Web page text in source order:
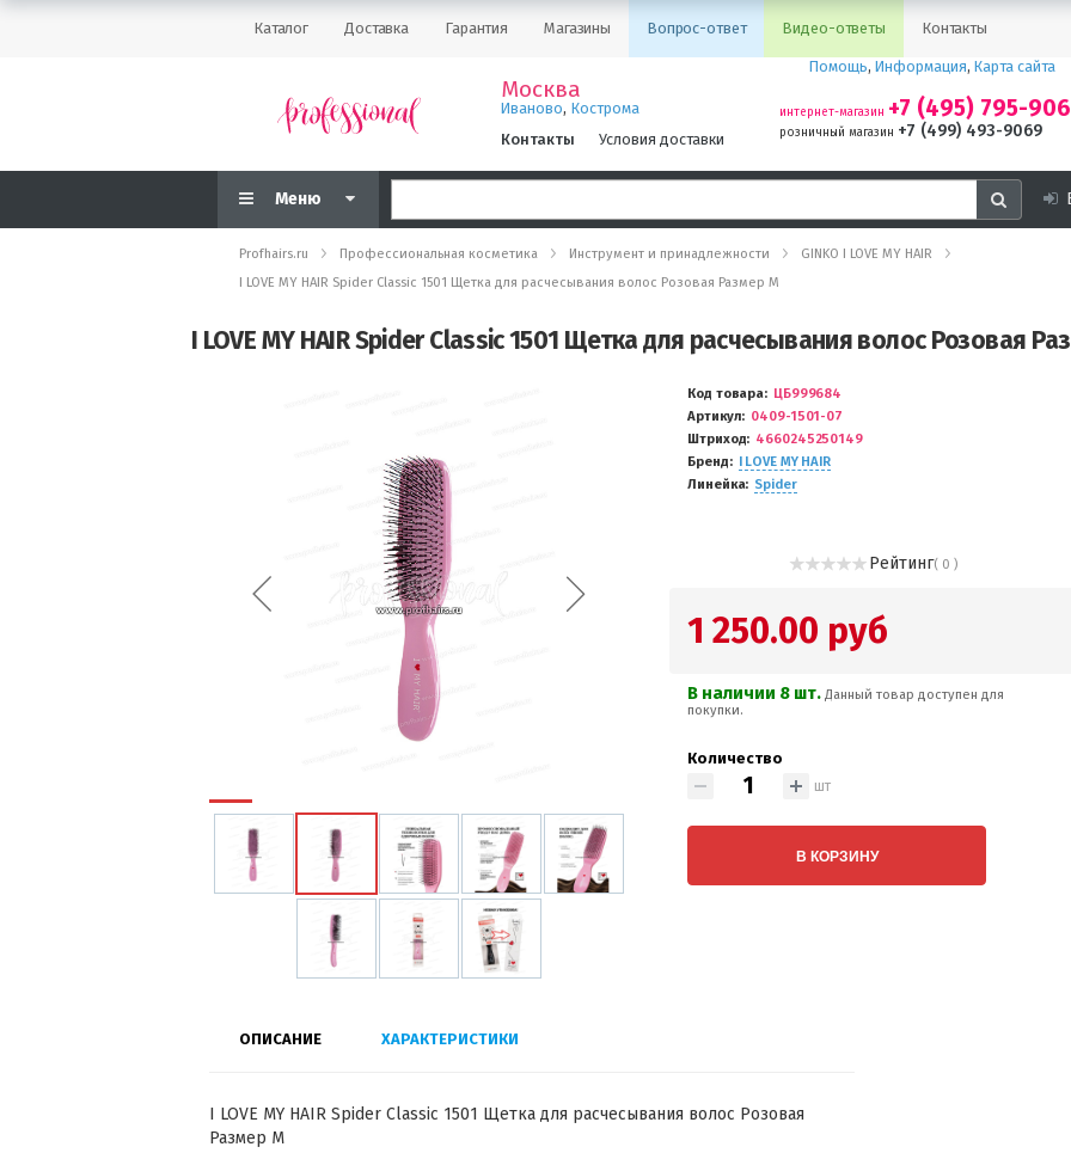
Каталог Доставка Гарантия Магазины Вопрос-ответ Видео-ответы Контакты
Москва
Иваново, Кострома
Контакты
Условия доставки
Помощь, Информация, Карта сайта
интернет-магазин +7 (495) 795-
розничный магазин +7 (499) 493-9069
Меню
Profhairs.ru Профессиональная косметика Инструмент и принадлежности
GINKO I LOVE MY HAIR
I LOVE MY HAIR Spider Classic 1501 Щетка для расчесывания волос Розовая Размер М
I LOVE MY HAIR Spider Classic 1501 Щетка для расчесывания волос Розовая
Код товара
ЦБ999684
Артикул
0409-1501-07
Штриход
4660245250149
Бренд
I LOVE MY HAIR
Линейка
Spider
Рейтинг( 0 )
1 250.00 руб
В наличии 8 шт.Данный товар доступен для
покупки.
Количество
шт
В КОРЗИНУ
ОПИСАНИЕ ХАРАКТЕРИСТИКИ
I LOVE MY HAIR Spider Classic 1501 Щетка для расчесывания волос Розовая
Размер М